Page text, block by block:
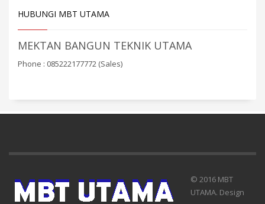
HUBUNGI MBT UTAMA
MEKTAN BANGUN TEKNIK UTAMA
Phone : 085222177772 (Sales)
© 2016 MBT
UTAMA. Design